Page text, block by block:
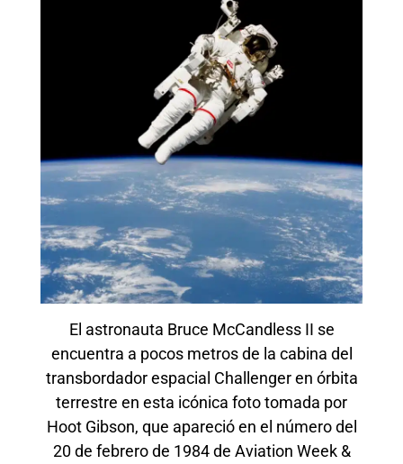
El astronauta Bruce McCandless II se
encuentra a pocos metros de la cabina del
transbordador espacial Challenger en órbita
terrestre en esta icónica foto tomada por
Hoot Gibson, que apareció en el número del
20 de febrero de 1984 de Aviation Week &